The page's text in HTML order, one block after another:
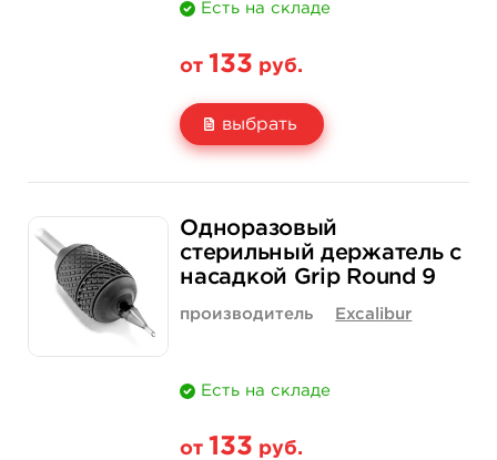
Есть на складе
от 133 руб.
выбрать
Цена
Количество купить купить
Одноразовый
стерильный держатель с
насадкой Grip Round 9
производитель Excalibur
Есть на складе
от 133 руб.